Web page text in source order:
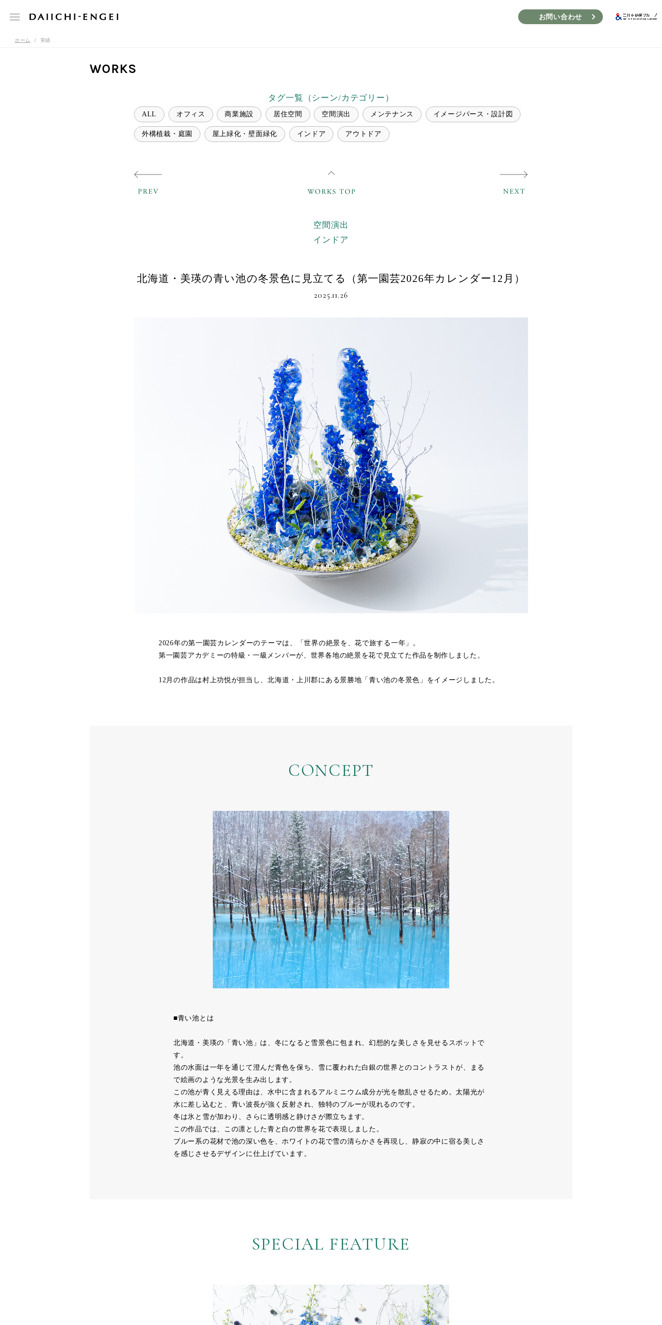
お問い合わせ
ホーム 実績
WORKS
タグ一覧（シーン/カテゴリー）
ALL オフィス 商業施設 居住空間 空間演出 メンテナンス イメージパース・設計図
外構植栽・庭園 屋上緑化・壁面緑化 インドア アウトドア
空間演出
インドア
北海道・美瑛の青い池の冬景色に見立てる（第一園芸2026年カレンダー12月）
2025.11.26
2026年の第一園芸カレンダーのテーマは、「世界の絶景を、花で旅する一年」。
第一園芸アカデミーの特級・一級メンバーが、世界各地の絶景を花で見立てた作品を制作しました。
12月の作品は村上功悦が担当し、北海道・上川郡にある景勝地「青い池の冬景色」をイメージしました。
CONCEPT
■青い池とは
北海道・美瑛の「青い池」は、冬になると雪景色に包まれ、幻想的な美しさを見せるスポットで
す。
池の水面は一年を通じて澄んだ青色を保ち、雪に覆われた白銀の世界とのコントラストが、まる
で絵画のような光景を生み出します。
この池が青く見える理由は、水中に含まれるアルミニウム成分が光を散乱させるため。太陽光が
水に差し込むと、青い波長が強く反射され、独特のブルーが現れるのです。
冬は氷と雪が加わり、さらに透明感と静けさが際立ちます。
この作品では、この凛とした青と白の世界を花で表現しました。
ブルー系の花材で池の深い色を、ホワイトの花で雪の清らかさを再現し、静寂の中に宿る美しさ
を感じさせるデザインに仕上げています。
SPECIAL FEATURE